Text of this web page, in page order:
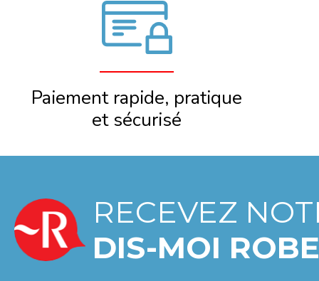
Paiement rapide, pratique
et sécurisé
RECEVEZ
DIS-MOI